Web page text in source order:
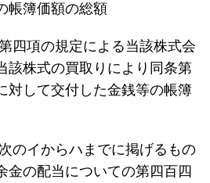
帳簿価額の総額
項の規定による当該株式会
株式の買取りにより同条第
対して交付した金銭等の帳簿
イからハまでに掲げるもの
の配当についての第四百四